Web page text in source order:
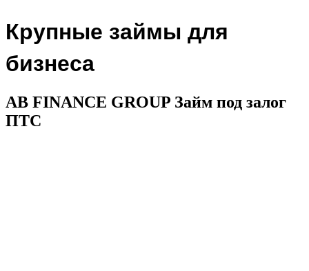
Крупные займы для
бизнеса
AB FINANCE GROUP Займ под залог
ПТС